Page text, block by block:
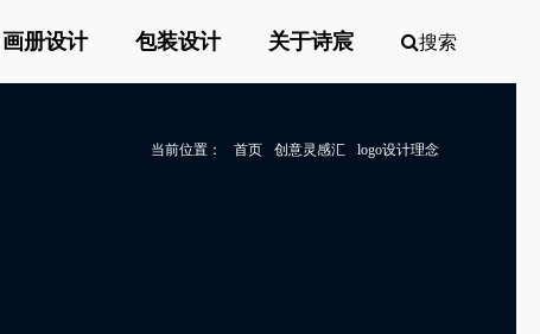
画册设计 包装设计 关于诗宸 搜索
当前位置： 首页 创意灵感汇
logo设计理念